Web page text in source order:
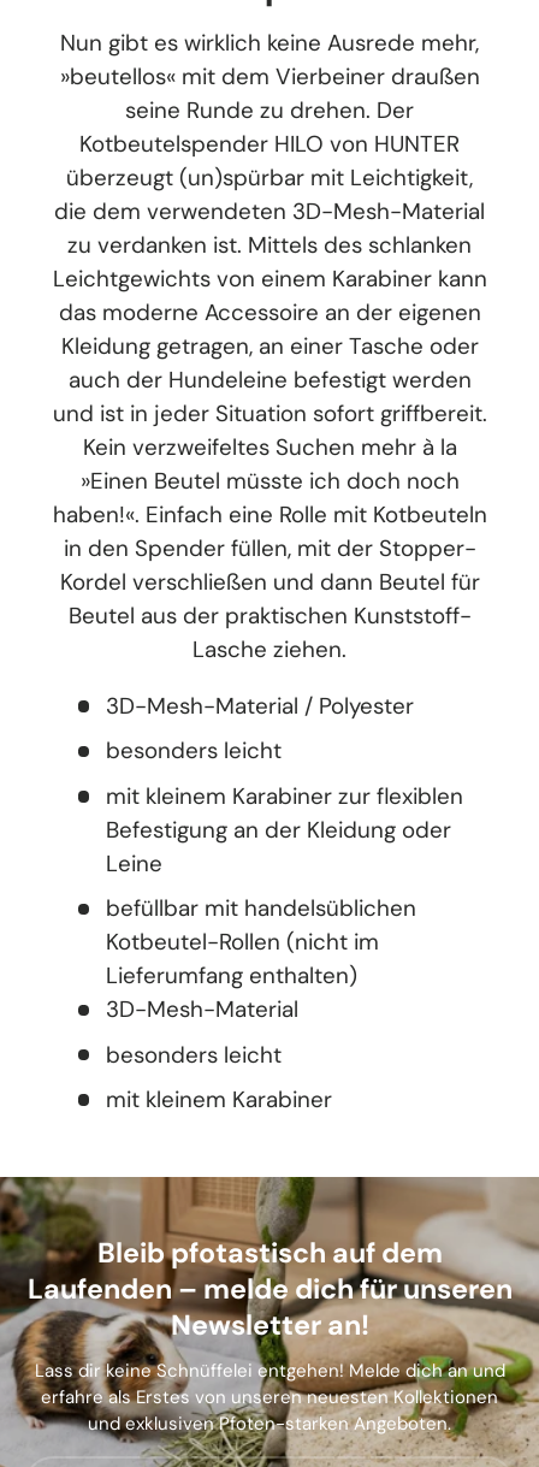
Nun gibt es wirklich keine Ausrede mehr,
»beutellos« mit dem Vierbeiner draußen
seine Runde zu drehen. Der
Kotbeutelspender HILO von HUNTER
überzeugt (un)spürbar mit Leichtigkeit,
die dem verwendeten 3D-Mesh-Material
zu verdanken ist. Mittels des schlanken
Leichtgewichts von einem Karabiner kann
das moderne Accessoire an der eigenen
Kleidung getragen, an einer Tasche oder
auch der Hundeleine befestigt werden
und ist in jeder Situation sofort griffbereit.
Kein verzweifeltes Suchen mehr à la
»Einen Beutel müsste ich doch noch
haben!«. Einfach eine Rolle mit Kotbeuteln
in den Spender füllen, mit der Stopper-
Kordel verschließen und dann Beutel für
Beutel aus der praktischen Kunststoff-
Lasche ziehen.
3D-Mesh-Material / Polyester
besonders leicht
mit kleinem Karabiner zur flexiblen
Befestigung an der Kleidung oder
Leine
befüllbar mit handelsüblichen
Kotbeutel-Rollen (nicht im
Lieferumfang enthalten)
3D-Mesh-Material
besonders leicht
mit kleinem Karabiner
Bleib pfotastisch auf dem
Laufenden – melde dich für unseren
Newsletter an!
Lass dir keine Schnüffelei entgehen! Melde dich an und
erfahre als Erstes von unseren neuesten Kollektionen
und exklusiven Pfoten-starken Angeboten.